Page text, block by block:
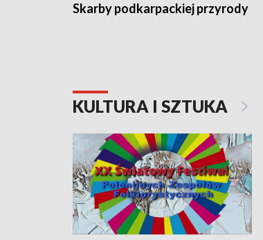
Skarby podkarpackiej przyrody
KULTURA I SZTUKA